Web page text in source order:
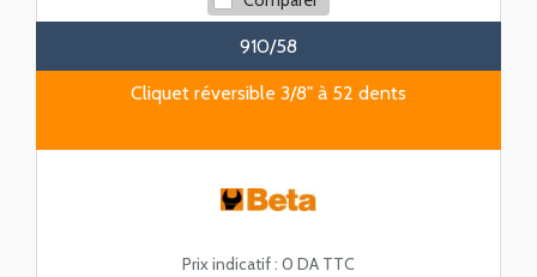
910/58
Cliquet réversible 3/8" à 52 dents
Prix indicatif : 0 DA TTC